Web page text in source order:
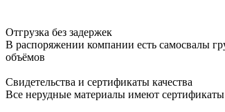
Отгрузка без задержек
В распоряжении компании есть самосвалы
объёмов
Свидетельства и сертификаты качества
Все нерудные материалы имеют